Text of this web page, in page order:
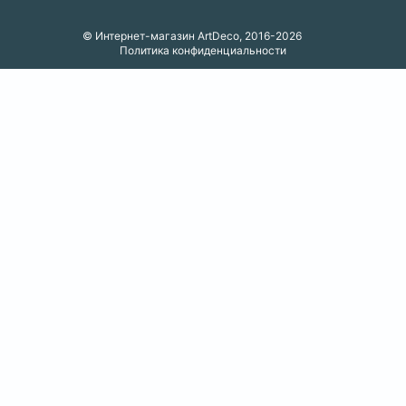
© Интернет-магазин ArtDeco, 2016-2026
Политика конфиденциальности